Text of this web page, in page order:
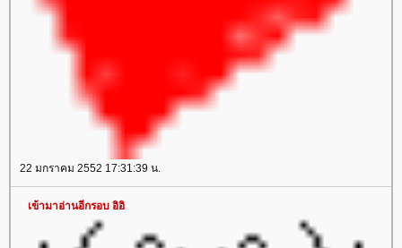
22 มกราคม 2552 17:31:39 น.
เข้ามาอ่านอีกรอบ อิอิ